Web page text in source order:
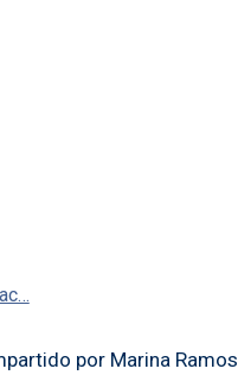
por Marina Ramos